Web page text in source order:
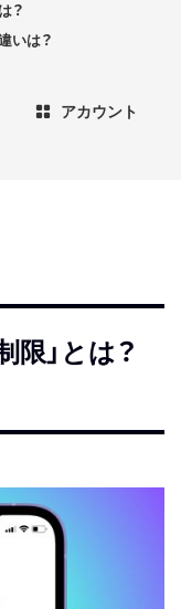
？
いは？
アカウント
」とは？